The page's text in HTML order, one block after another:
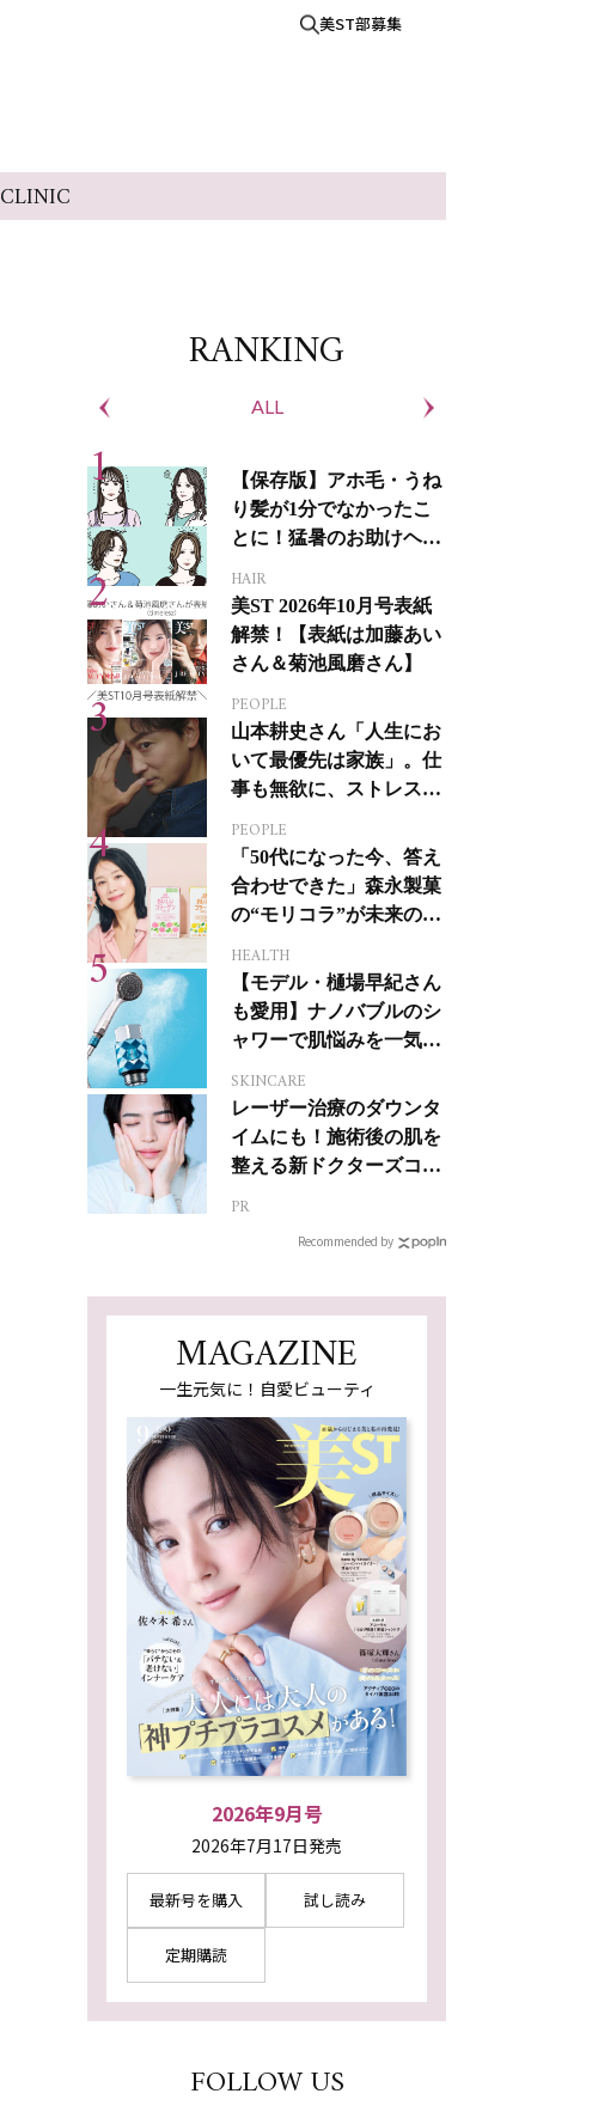
美ST部募集
CLINIC
RANKING
ALL
【保存版】アホ毛・うね
り髪が1分でなかったこ
とに！猛暑のお助けヘア
HAIR
美ST 2026年10月号表紙
解禁！【表紙は加藤あい
さん＆菊池風磨さん】
PEOPLE
山本耕史さん「人生にお
いて最優先は家族」。仕
事も無欲に、ストレスを
PEOPLE
「50代になった今、答え
合わせできた」森永製菓
の“モリコラ”が未来のキ
HEALTH
【モデル・樋場早紀さん
も愛用】ナノバブルのシ
ャワーで肌悩みを一気に
SKINCARE
レーザー治療のダウンタ
イムにも！施術後の肌を
整える新ドクターズコス
PR
Recommended by
MAGAZINE
一生元気に！自愛ビューティ
2026年9月号
2026年7月17日発売
最新号を購入 試し読み
定期購読
FOLLOW US